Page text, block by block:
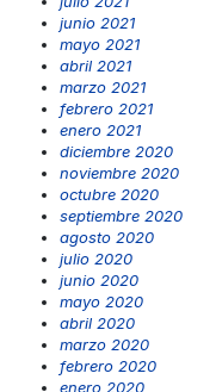
junio 2021
mayo 2021
abril 2021
marzo 2021
febrero 2021
enero 2021
diciembre 2020
noviembre 2020
octubre 2020
septiembre 2020
agosto 2020
julio 2020
junio 2020
mayo 2020
abril 2020
marzo 2020
febrero 2020
enero 2020